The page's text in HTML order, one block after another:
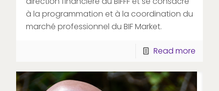
à la programmation et à la coordination du
marché professionnel du BIF Market.
Read more